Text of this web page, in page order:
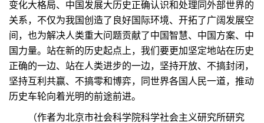
变化大格局、中国发展大历史正确认识和处理同外部世界的
关系，不仅为我国创造了良好国际环境、开拓了广阔发展空
间，也为解决人类重大问题贡献了中国智慧、中国方案、中
国力量。站在新的历史起点上，我们要更加坚定地站在历史
正确的一边、站在人类进步的一边，坚持开放、不搞封闭，
坚持互利共赢、不搞零和博弈，同世界各国人民一道，推动
历史车轮向着光明的前途前进。
（作者为北京市社会科学院科学社会主义研究所研究